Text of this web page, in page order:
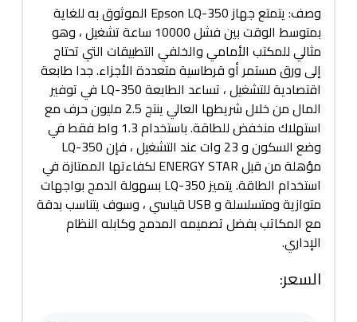
وصف: يتمتع جهاز Epson LQ-350 الموثوق به للغاية
بمتوسط الوقت بين فشل 10000 ساعة تشغيل ، وهو
مثالي للمكتب الأمامي والخلفي التطبيقات التي تحتاج
إلى ورق مستمر أو قرطاسية متعددة الأجزاء. جدا طابعة
اقتصادية للتشغيل ، تساعد الطابعة LQ-350 في توفير
المال من خلال شريطها العالي ينتج 2.5 مليون حرف مع
استهلاك منخفض للطاقة. باستخدام 1.3 واط فقط في
وضع السكون و 23 وات عند التشغيل ، فإن LQ-350
مؤهلة من قبل ENERGY STAR لكفاءتها الممتازة في
استخدام الطاقة. يتميز LQ-350 بسهولة الدمج بواجهات
متوازية ومتسلسلة و USB قياسي ، وسوف يتناسب بدقة
مع المكاتب بفضل تصميمه المدمج وكابله النظام
الإداري.
السعر: